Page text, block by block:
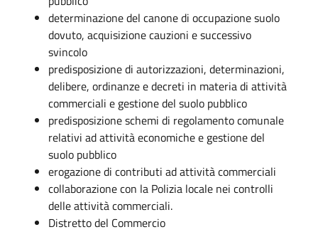
determinazione del canone di occupazione suolo
dovuto, acquisizione cauzioni e successivo
svincolo
predisposizione di autorizzazioni, determinazioni,
delibere, ordinanze e decreti in materia di attività
commerciali e gestione del suolo pubblico
predisposizione schemi di regolamento comunale
relativi ad attività economiche e gestione del
suolo pubblico
erogazione di contributi ad attività commerciali
collaborazione con la Polizia locale nei controlli
delle attività commerciali.
Distretto del Commercio